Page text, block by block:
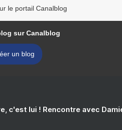
le portail Canalblog
sur Canalblog
un blog
c'est lui ! Rencontre avec